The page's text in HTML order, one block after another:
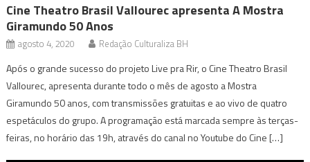
Cine Theatro Brasil Vallourec apresenta A Mostra
Giramundo 50 Anos
agosto 4, 2020 Redação Culturaliza BH
Após o grande sucesso do projeto Live pra Rir, o Cine Theatro Brasil
Vallourec, apresenta durante todo o mês de agosto a Mostra
Giramundo 50 anos, com transmissões gratuitas e ao vivo de quatro
espetáculos do grupo. A programação está marcada sempre às terças-
feiras, no horário das 19h, através do canal no Youtube do Cine […]